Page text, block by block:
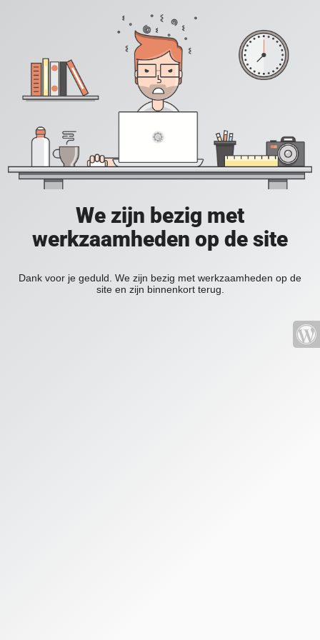
We zijn bezig met
werkzaamheden op de site
Dank voor je geduld. We zijn bezig met werkzaamheden op de
site en zijn binnenkort terug.